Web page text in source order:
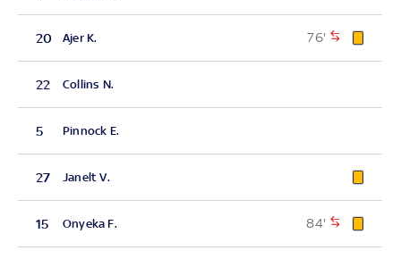
20 Ajer K. 76'
22 Collins N.
5 Pinnock E.
27 Janelt V.
15 Onyeka F. 84'